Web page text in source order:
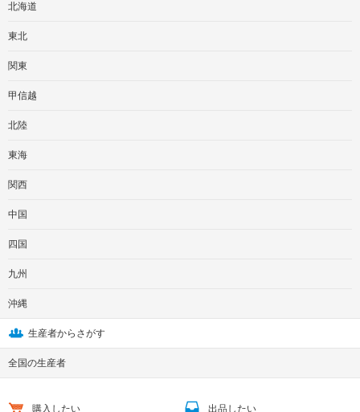
北海道
東北
関東
甲信越
北陸
東海
関西
中国
四国
九州
沖縄
生産者からさがす
全国の生産者
購入したい 出品したい